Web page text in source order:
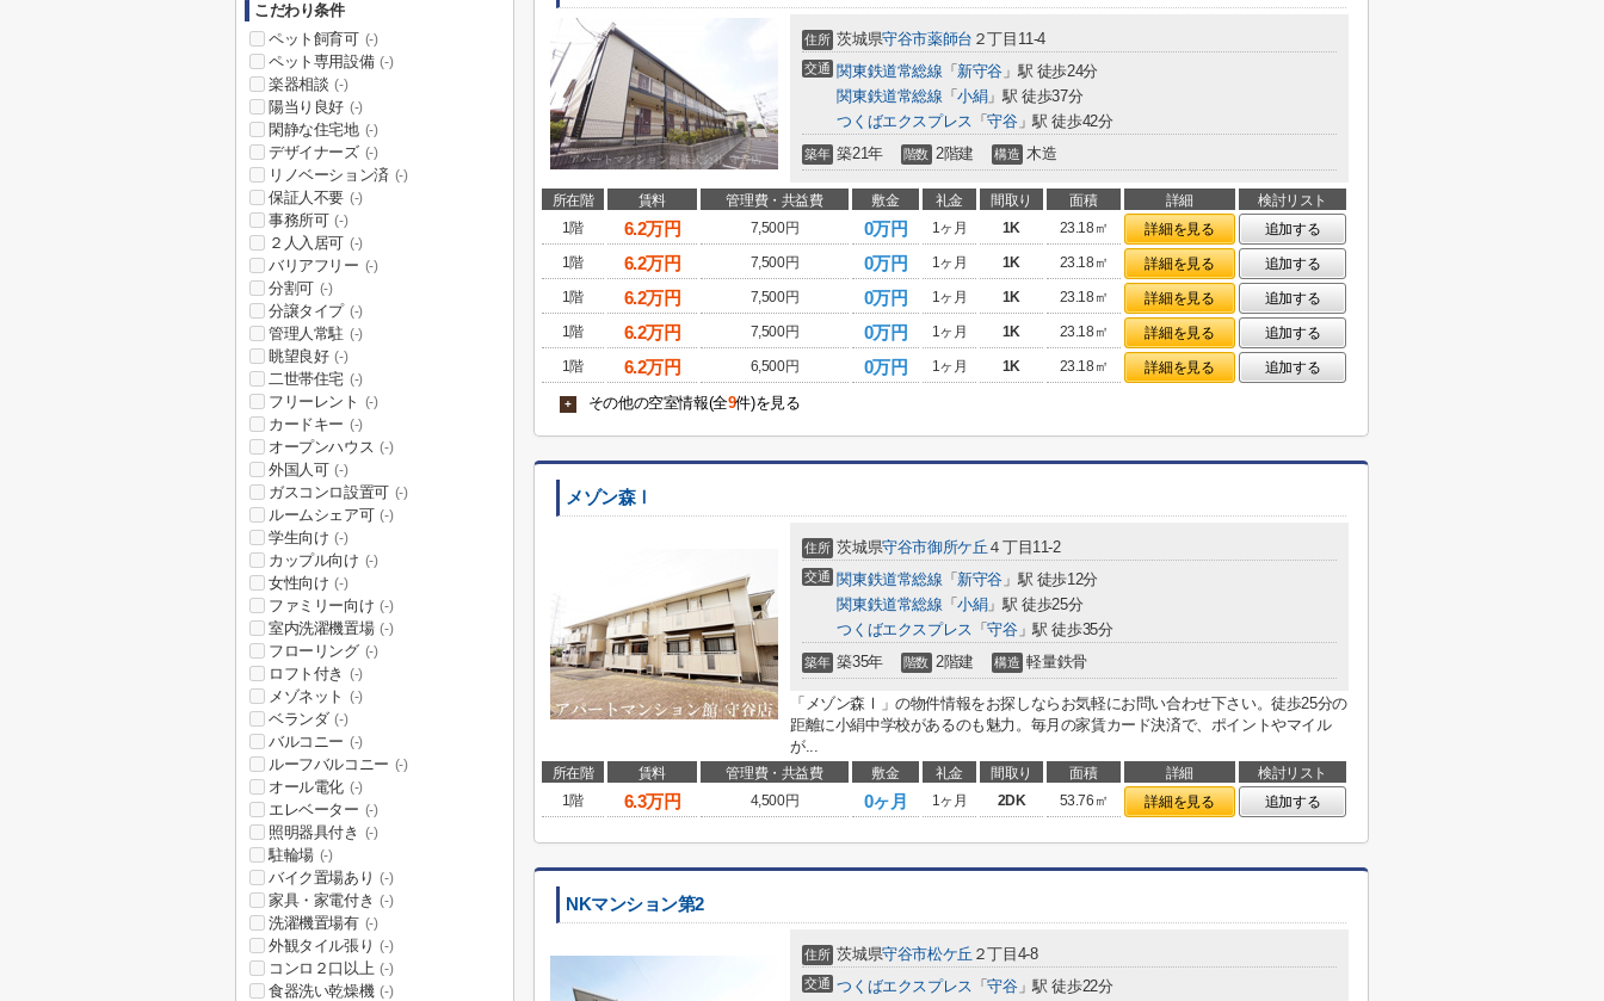
住所 茨城県守谷市薬師台 ２丁目11-4
交通 関東鉄道常総線 「 新守谷 」駅 徒歩24分
関東鉄道常総線 「小絹」駅 徒歩37分
つくばエクスプレス 「守谷」駅 徒歩42分
築年 築21年 階数 2階建 構造 木造
所在階 賃料 管理費・共益費 敷金 礼金 間取り 面積 詳細
検討リスト
1階
6.2万円 7,500円 0万円 1ヶ月 1K 23.18㎡ 詳細を見る
追加する
1階
6.2万円 7,500円 0万円 1ヶ月 1K 23.18㎡ 詳細を見る
追加する
1階
6.2万円 7,500円 0万円 1ヶ月 1K 23.18㎡ 詳細を見る
追加する
1階
6.2万円 7,500円 0万円 1ヶ月 1K 23.18㎡ 詳細を見る
追加する
1階
6.2万円 6,500円 0万円 1ヶ月 1K 23.18㎡ 詳細を見る 追加する
+ その他の空室情報(全9件)を見る
メゾン森Ⅰ
住所 茨城県守谷市御所ケ丘 ４丁目11-2
交通 関東鉄道常総線 「 新守谷 」駅 徒歩12分
関東鉄道常総線 「小絹」駅 徒歩25分
つくばエクスプレス 「守谷」駅 徒歩35分
築年 築35年 階数 2階建 構造 軽量鉄骨
「メゾン森Ⅰ」の物件情報をお探しならお気軽にお問い合わせ下さい。徒歩25分の
距離に小絹中学校があるのも魅力。毎月の家賃カード決済で、ポイントやマイル
が...
所在階 賃料 管理費・共益費 敷金 礼金 間取り 面積 詳細
検討リスト
1階
6.3万円 4,500円 0ヶ月 1ヶ月 2DK 53.76㎡ 詳細を見る 追加する
NKマンション第2
住所 茨城県守谷市松ケ丘 ２丁目4-8
交通 つくばエクスプレス 「守谷」駅 徒歩22分
こだわり条件
ペット飼育可 (-)
ペット専用設備 (-)
楽器相談 (-)
陽当り良好 (-)
閑静な住宅地 (-)
デザイナーズ (-)
リノベーション済 (-)
保証人不要 (-)
事務所可 (-)
２人入居可 (-)
バリアフリー (-)
分割可 (-)
分譲タイプ (-)
管理人常駐 (-)
眺望良好 (-)
二世帯住宅 (-)
フリーレント (-)
カードキー (-)
オープンハウス (-)
外国人可 (-)
ガスコンロ設置可 (-)
ルームシェア可 (-)
学生向け (-)
カップル向け (-)
女性向け (-)
ファミリー向け (-)
室内洗濯機置場 (-)
フローリング (-)
ロフト付き (-)
メゾネット (-)
ベランダ (-)
バルコニー (-)
ルーフバルコニー (-)
オール電化 (-)
エレベーター (-)
照明器具付き (-)
駐輪場 (-)
バイク置場あり (-)
家具・家電付き (-)
洗濯機置場有 (-)
外観タイル張り (-)
コンロ２口以上 (-)
食器洗い乾燥機 (-)